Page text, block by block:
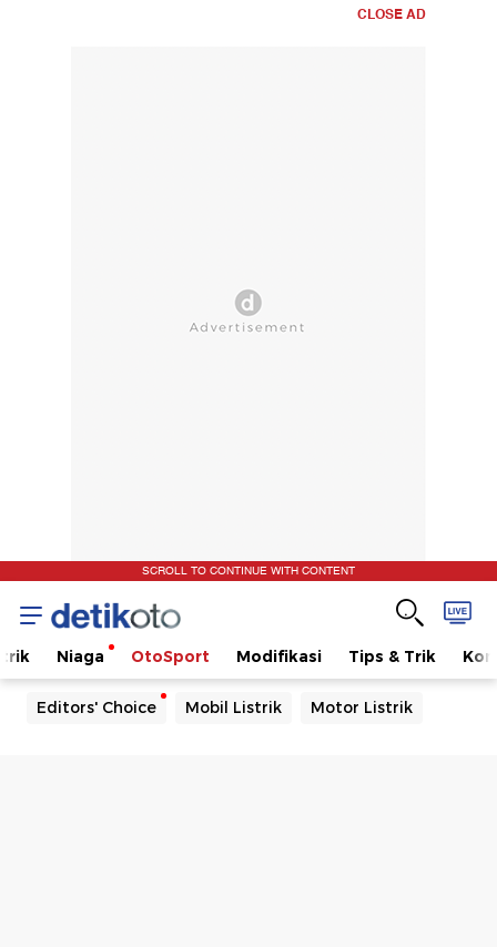
CLOSE AD
SCROLL TO CONTINUE WITH CONTENT
Niaga OtoSport Modifikasi Tips & Trik
Editors' Choice Mobil Listrik Motor Listrik